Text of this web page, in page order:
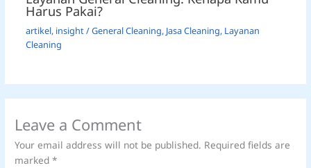
Harus Pakai?
artikel, insight/General Cleaning, Jasa Cleaning, Layanan
Cleaning
Leave a Comment
Your email address will not be published. Required fields are
marked*